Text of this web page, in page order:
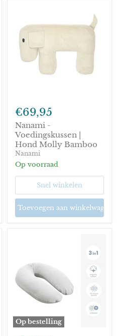
Voedingskussen
Hond
Molly
Bamboo
€69,95
Nanami -
Voedingskussen |
Hond Molly Bamboo
Nanami
Op voorraad
Snel winkelen
Toevoegen aan winkelwagen
Op bestelling